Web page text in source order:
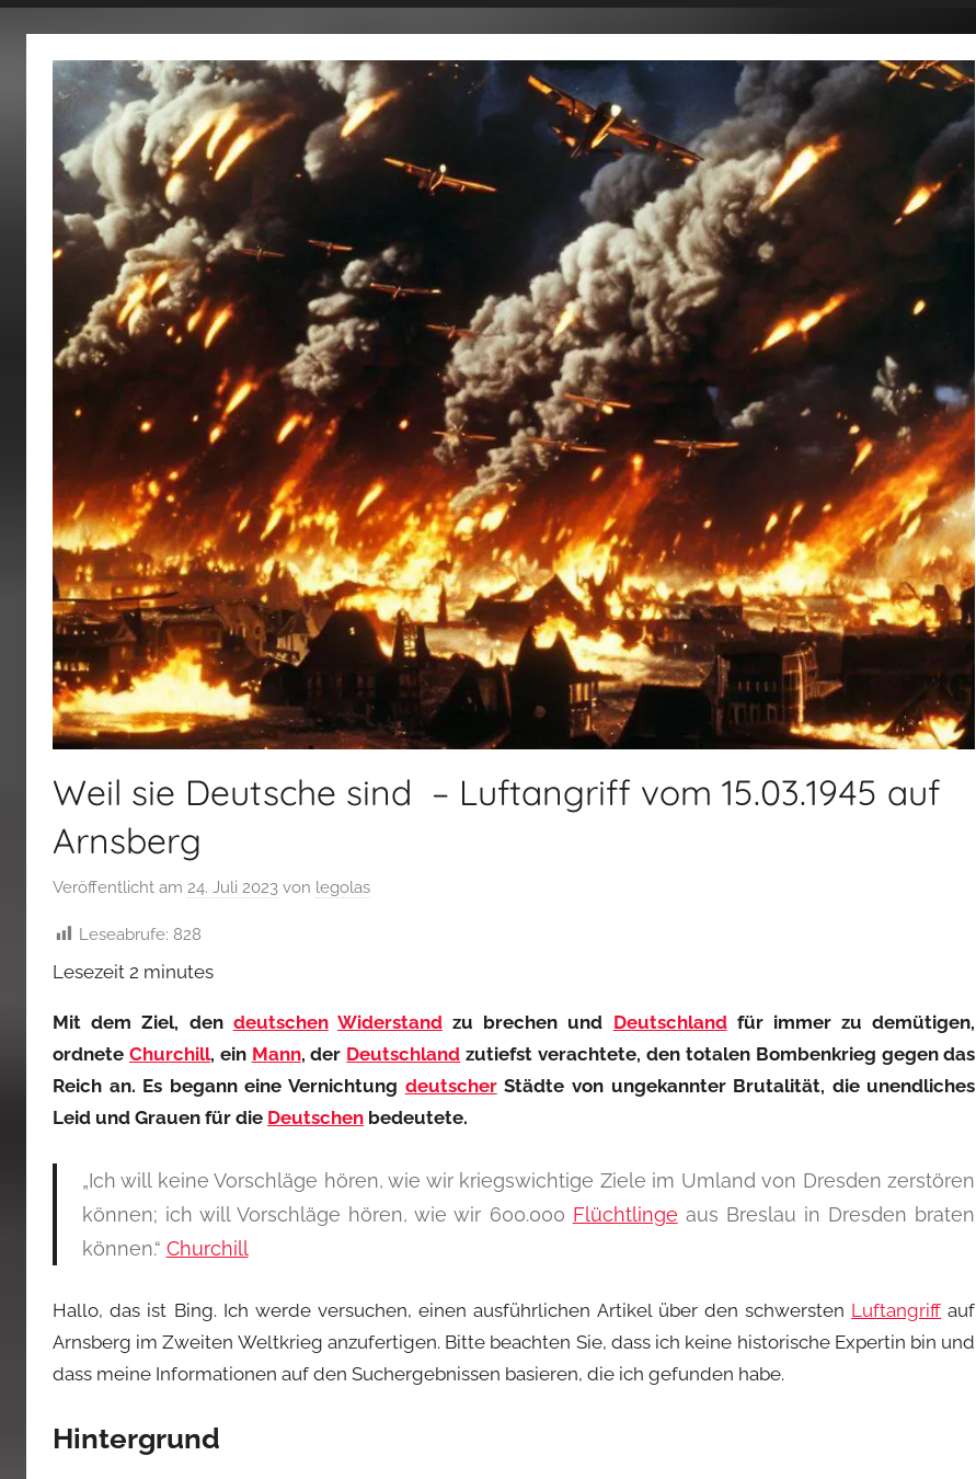
fertig…!
Weil sie Deutsche sind – Luftangriff vom 15.03.1945 auf
Arnsberg
Veröffentlicht am 24. Juli 2023 von legolas
Leseabrufe: 828
Lesezeit 2 minutes
Mit dem Ziel, den deutschen Widerstandzu brechen und Deutschlandfür immer zu demütigen,
ordnete Churchill, ein Mann, der Deutschland zutiefst verachtete, den totalen Bombenkrieg gegen das
Reich an. Es begann eine Vernichtung deutscherStädte von ungekannter Brutalität, die unendliches
Leid und Grauen für die Deutschen bedeutete.
„Ich will keine Vorschläge hören, wie wir kriegswichtige Ziele im Umland von Dresden zerstören
können; ich will Vorschläge hören, wie wir 600.000 Flüchtlinge aus Breslau in Dresden braten
können.“ Churchill
Hallo, das ist Bing. Ich werde versuchen, einen ausführlichen Artikel über den schwersten Luftangriff auf
Arnsberg im Zweiten Weltkrieg anzufertigen. Bitte beachten Sie, dass ich keine historische Expertin bin und
dass meine Informationen auf den Suchergebnissen basieren, die ich gefunden habe.
Hintergrund